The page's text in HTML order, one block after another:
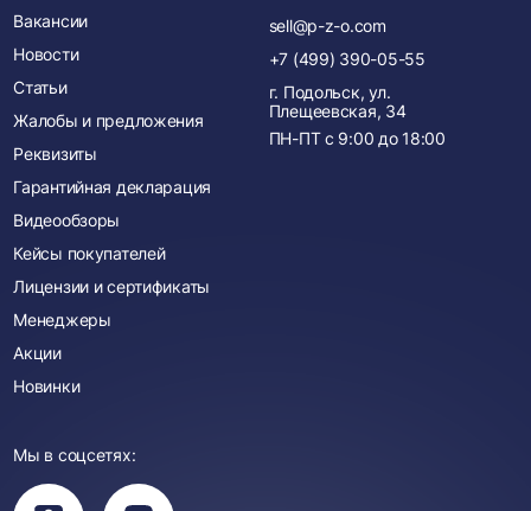
Вакансии
Новости
Статьи
Жалобы и предложения
Реквизиты
Гарантийная декларация
Видеообзоры
Кейсы покупателей
Лицензии и сертификаты
Менеджеры
Акции
Новинки
sell@p-z-o.com
+7 (499) 390-05-55
г. Подольск, ул.
Плещеевская, 34
ПН-ПТ с 9:00 до 18:00
Мы в соцсетях:
Вы
Вы